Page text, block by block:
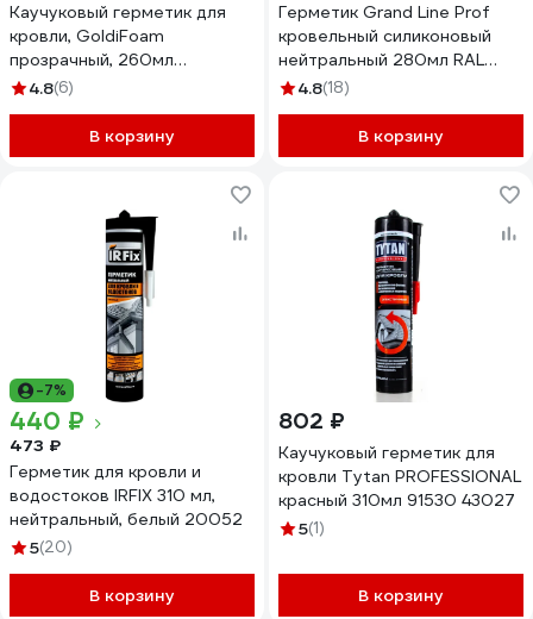
Каучуковый герметик для
кровли, GoldiFoam
прозрачный, 260мл
107120001
4.8(6)
В корзину
Герметик Grand Line Prof
кровельный силиконовый
нейтральный 280мл RAL
7024 639354
4.8(18)
В корзину
-7%
440 ₽
473 ₽
Герметик для кровли и
водостоков IRFIX 310 мл,
нейтральный, белый 20052
5(20)
В корзину
802 ₽
Каучуковый герметик для
кровли Tytan PROFESSIONAL
красный 310мл 91530 43027
5(1)
В корзину